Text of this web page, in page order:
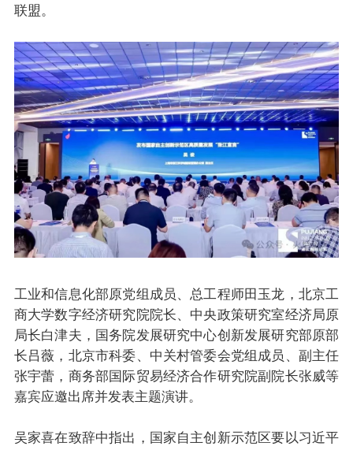
联盟。
工业和信息化部原党组成员、总工程师田玉龙，北京工
商大学数字经济研究院院长、中央政策研究室经济局原
局长白津夫，国务院发展研究中心创新发展研究部原部
长吕薇，北京市科委、中关村管委会党组成员、副主任
张宇蕾，商务部国际贸易经济合作研究院副院长张威等
嘉宾应邀出席并发表主题演讲。
吴家喜在致辞中指出，国家自主创新示范区要以习近平